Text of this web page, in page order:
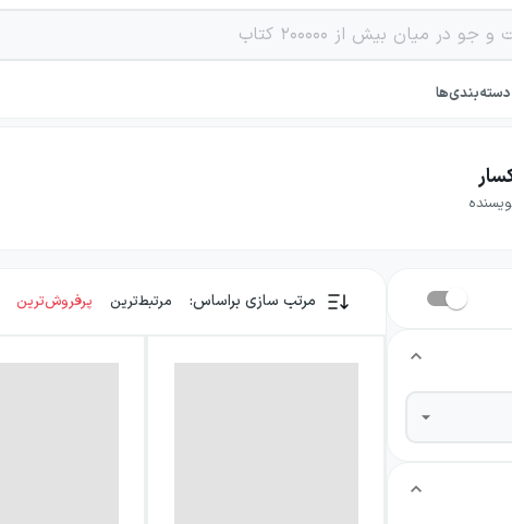
دسته‌بندی‌ها
مرتب سازی براساس: مرتبط‌ترین پرفروش‌ترین